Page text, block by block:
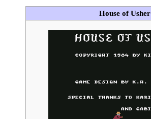
House of Usher